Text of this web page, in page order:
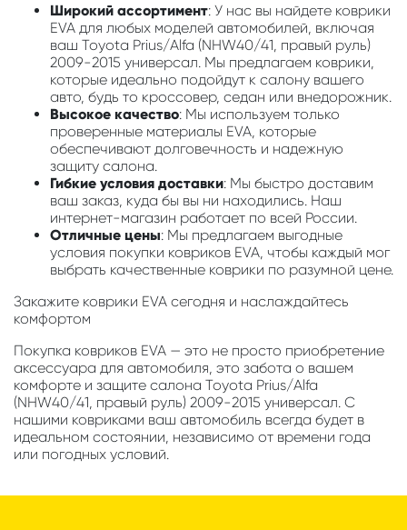
Широкий ассортимент: У нас вы найдете коврики
EVA для любых моделей автомобилей, включая
ваш Toyota Prius/Alfa (NHW40/41, правый руль)
2009-2015 универсал. Мы предлагаем коврики,
которые идеально подойдут к салону вашего
авто, будь то кроссовер, седан или внедорожник.
Высокое качество: Мы используем только
проверенные материалы EVA, которые
обеспечивают долговечность и надежную
защиту салона.
Гибкие условия доставки: Мы быстро доставим
ваш заказ, куда бы вы ни находились. Наш
интернет-магазин работает по всей России.
Отличные цены: Мы предлагаем выгодные
условия покупки ковриков EVA, чтобы каждый мог
выбрать качественные коврики по разумной цене.
Закажите коврики EVA сегодня и наслаждайтесь
комфортом
Покупка ковриков EVA — это не просто приобретение
аксессуара для автомобиля, это забота о вашем
комфорте и защите салона Toyota Prius/Alfa
(NHW40/41, правый руль) 2009-2015 универсал. С
нашими ковриками ваш автомобиль всегда будет в
идеальном состоянии, независимо от времени года
или погодных условий.